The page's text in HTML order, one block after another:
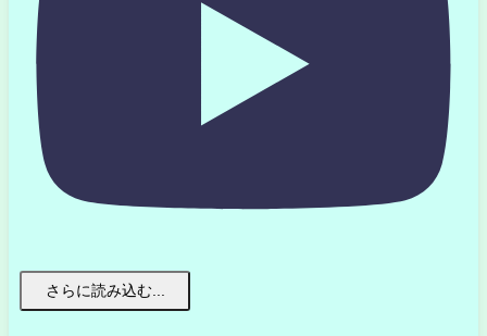
さらに読み込む...